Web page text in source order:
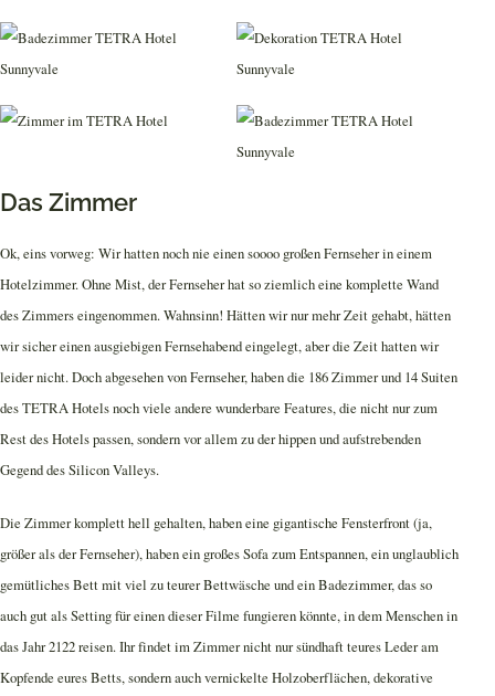
Das Zimmer
Ok, eins vorweg: Wir hatten noch nie einen soooo großen Fernseher in einem
Hotelzimmer. Ohne Mist, der Fernseher hat so ziemlich eine komplette Wand
des Zimmers eingenommen. Wahnsinn! Hätten wir nur mehr Zeit gehabt, hätten
wir sicher einen ausgiebigen Fernsehabend eingelegt, aber die Zeit hatten wir
leider nicht. Doch abgesehen von Fernseher, haben die 186 Zimmer und 14 Suiten
des TETRA Hotels noch viele andere wunderbare Features, die nicht nur zum
Rest des Hotels passen, sondern vor allem zu der hippen und aufstrebenden
Gegend des Silicon Valleys.
Die Zimmer komplett hell gehalten, haben eine gigantische Fensterfront (ja,
größer als der Fernseher), haben ein großes Sofa zum Entspannen, ein unglaublich
gemütliches Bett mit viel zu teurer Bettwäsche und ein Badezimmer, das so
auch gut als Setting für einen dieser Filme fungieren könnte, in dem Menschen in
das Jahr 2122 reisen. Ihr findet im Zimmer nicht nur sündhaft teures Leder am
Kopfende eures Betts, sondern auch vernickelte Holzoberflächen, dekorative